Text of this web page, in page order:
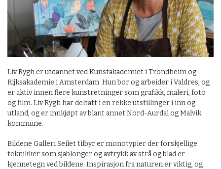
Liv Rygh er utdannet ved Kunstakademiet i Trondheim og
Rijksakademie i Amsterdam. Hun bor og arbeider i Valdres, og
er aktiv innen flere kunstretninger som grafikk, maleri, foto
og film. Liv Rygh har deltatt i en rekke utstillinger i inn og
utland, og er innkjøpt av blant annet Nord-Aurdal og Malvik
kommune.
Bildene Galleri Seilet tilbyr er monotypier der forskjellige
teknikker som sjablonger og avtrykk av strå og blad er
kjennetegn ved bildene. Inspirasjon fra naturen er viktig, og